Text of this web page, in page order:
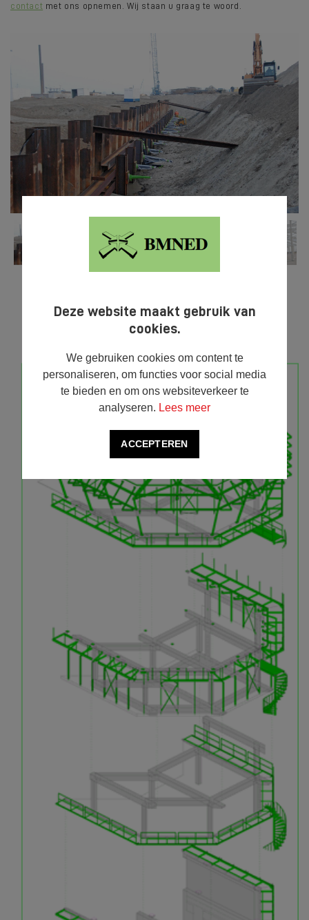
Deze website maakt gebruik van
cookies.
We gebruiken cookies om content te
personaliseren, om functies voor social media
te bieden en om ons websiteverkeer te
analyseren. Lees meer
ACCEPTEREN
contact met ons opnemen. Wij staan u graag te woord.
 